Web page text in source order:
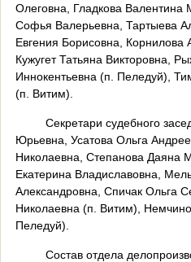
Олеговна, Гладкова Валентина
Софья Валерьевна, Тартыева
Евгения Борисовна, Корнилова
Кужугет Татьяна Викторовна,
Иннокентьевна (п. Пеледуй),
(п. Витим).
Секретари судебного
Юрьевна, Усатова Ольга
Николаевна, Степанова Даяна
Екатерина Владиславовна,
Александровна, Спичак Ольга
Николаевна (п. Витим),
Пеледуй).
Состав отдела